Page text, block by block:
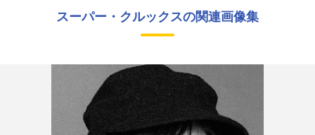
スーパー・クルックスの関連画像集